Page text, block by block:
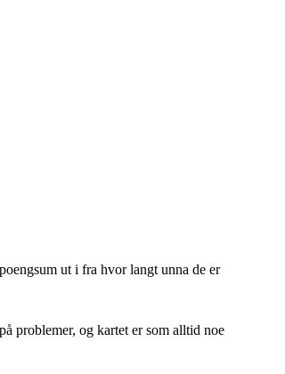
ut i fra hvor langt unna de er
problemer, og kartet er som alltid noe